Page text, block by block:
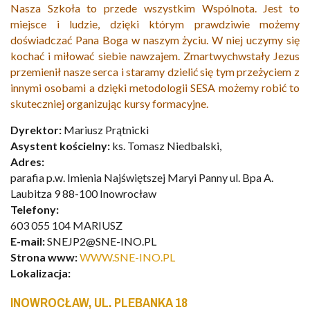
Nasza Szkoła to przede wszystkim Wspólnota. Jest to
miejsce i ludzie, dzięki którym prawdziwie możemy
doświadczać Pana Boga w naszym życiu. W niej uczymy się
kochać i miłować siebie nawzajem. Zmartwychwstały Jezus
przemienił nasze serca i staramy dzielić się tym przeżyciem z
innymi osobami a dzięki metodologii SESA możemy robić to
skuteczniej organizując kursy formacyjne.
Dyrektor: Mariusz Prątnicki
Asystent kościelny: ks. Tomasz Niedbalski,
Adres:
parafia p.w. Imienia Najświętszej Maryi Panny ul. Bpa A.
Laubitza 9 88-100 Inowrocław
Telefony:
603 055 104 MARIUSZ
E-mail:SNEJP2@SNE-INO.PL
Strona www:WWW.SNE-INO.PL
Lokalizacja:
INOWROCŁAW, UL. PLEBANKA 18